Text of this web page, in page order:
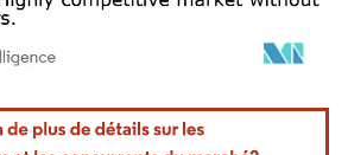
La réutilisation nécessite une attribution sous CC BY